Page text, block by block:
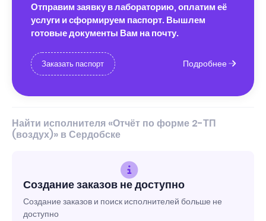
Отправим заявку в лабораторию, оплатим её
услуги и сформируем паспорт. Вышлем
готовые документы Вам на почту.
Заказать паспорт Подробнее
Найти исполнителя «Отчёт по форме 2-ТП
(воздух)» в Сердобске
Создание заказов не доступно
Создание заказов и поиск исполнителей больше не
доступно